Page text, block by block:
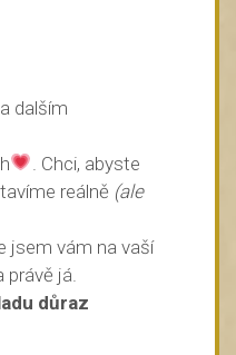
dalším
. Chci, abyste
reálně (ale
jsem vám na vaší
já.
důraz